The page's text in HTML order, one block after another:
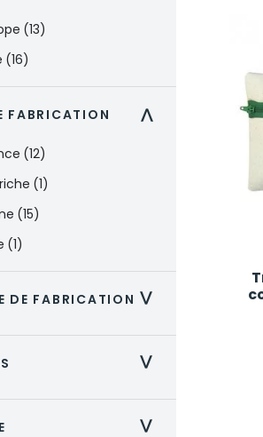
(13)
(16)
FABRICATION >
(12)
(1)
(15)
(1)
DE FABRICATION>
>
>